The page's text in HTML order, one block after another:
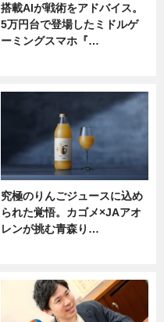
搭載AIが戦術をアドバイス。
5万円台で登場したミドルゲ
ーミングスマホ『…
究極のりんごジュースに込め
られた覚悟。カゴメ×JAアオ
レンが挑む青森り…